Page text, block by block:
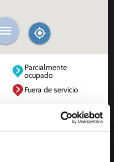
Parcialmente
ocupado
Fuera de servicio